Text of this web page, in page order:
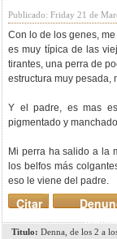
Publicado: Friday 21 de
Con lo de los genes,
es muy típica de las
tirantes, una perra de
estructura muy pesada,
Y el padre, es mas
pigmentado y
Mi perra ha salido a la
los belfos más
eso le viene del padre.
Citar
Titulo: Denna, de los 2 a